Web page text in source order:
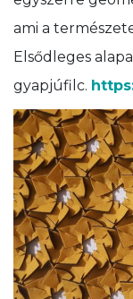
ami a
Elsődleges
gyapjúfilc.